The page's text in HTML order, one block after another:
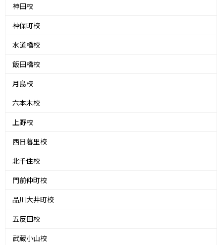
神田校
神保町校
水道橋校
飯田橋校
月島校
六本木校
上野校
西日暮里校
北千住校
門前仲町校
品川大井町校
五反田校
武蔵小山校